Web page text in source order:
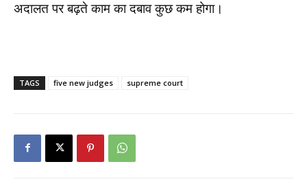
अदालत पर बढ़ते काम का दबाव कुछ कम होगा।
TAGS five new judges supreme court